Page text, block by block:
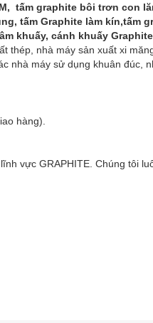
tấm graphite bôi trơn con
tấm Graphite làm kín,tấm
khuấy, cánh khuấy
thép, nhà máy sản xuất xi
nhà máy sử dụng khuân đúc,
hàng).
vực GRAPHITE. Chúng tôi